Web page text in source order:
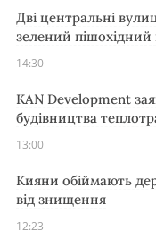
Дві центральні
зелений пішохідний
14:30
KAN Development
будівництва
13:00
Кияни обіймають
від знищення
12:23